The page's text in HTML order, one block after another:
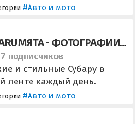
#Авто и мото
МЯТА - ФОТОГРАФИИ ТЮНИНГ АВТО
подписчиков
и стильные Субару в
ленте каждый день.
с досок объявлений.
#Авто и мото